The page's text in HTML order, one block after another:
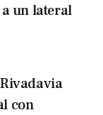
un lateral
con